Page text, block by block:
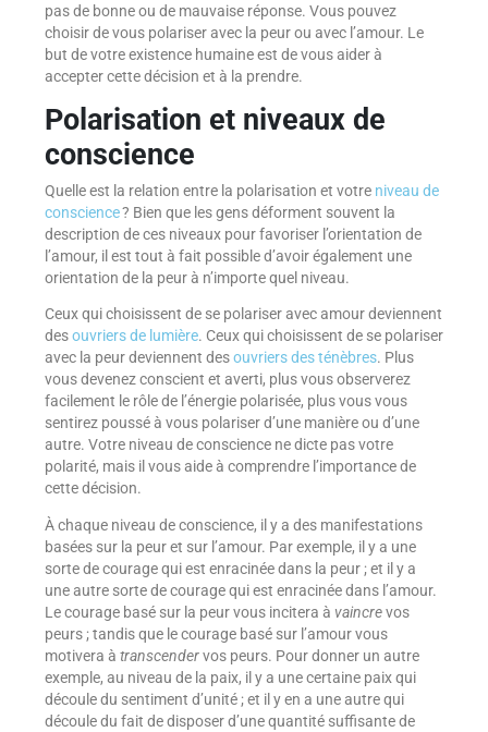
pas de bonne ou de mauvaise réponse. Vous pouvez
choisir de vous polariser avec la peur ou avec l’amour. Le
but de votre existence humaine est de vous aider à
accepter cette décision et à la prendre.
Polarisation et niveaux de
conscience
Quelle est la relation entre la polarisation et votre niveau de
conscience? Bien que les gens déforment souvent la
description de ces niveaux pour favoriser l’orientation de
l’amour, il est tout à fait possible d’avoir également une
orientation de la peur à n’importe quel niveau.
Ceux qui choisissent de se polariser avec amour deviennent
desouvriers de lumière. Ceux qui choisissent de se polariser
avec la peur deviennent desouvriers des ténèbres. Plus
vous devenez conscient et averti, plus vous observerez
facilement le rôle de l’énergie polarisée, plus vous vous
sentirez poussé à vous polariser d’une manière ou d’une
autre. Votre niveau de conscience ne dicte pas votre
polarité, mais il vous aide à comprendre l’importance de
cette décision.
À chaque niveau de conscience, il y a des manifestations
basées sur la peur et sur l’amour. Par exemple, il y a une
sorte de courage qui est enracinée dans la peur ; et il y a
une autre sorte de courage qui est enracinée dans l’amour.
Le courage basé sur la peur vous incitera à vaincrevos
peurs ; tandis que le courage basé sur l’amour vous
motivera à transcendervos peurs. Pour donner un autre
exemple, au niveau de la paix, il y a une certaine paix qui
découle du sentiment d’unité ; et il y en a une autre qui
découle du fait de disposer d’une quantité suffisante de